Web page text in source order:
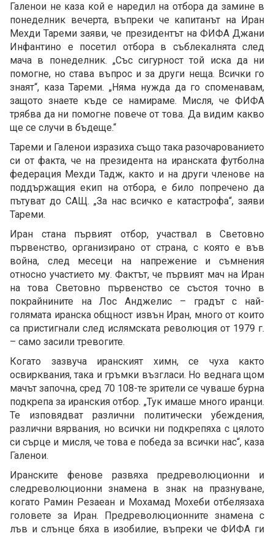
Галенои не каза кой е наредил на отбора да замине в
понеделник вечерта, въпреки че капитанът на Иран
Мехди Тареми заяви, че президентът на ФИФА Джани
Инфантино е посетил отбора в съблекалнята след
мача в понеделник. „Със сигурност той иска да ни
помогне, но става въпрос и за други неща. Всички го
знаят“, каза Тареми. „Няма нужда да го споменавам,
защото знаете къде се намираме. Мисля, че ФИФА
трябва да ни помогне повече от това. Да видим какво
ще се случи в бъдеще.“
Тареми и Галенои изразиха също така разочарованието
си от факта, че на президента на иранската футболна
федерация Мехди Тадж, както и на други членове на
поддържащия екип на отбора, е било попречено да
пътуват до САЩ. „За нас всичко е катастрофа“, заяви
Тареми.
Иран стана първият отбор, участвал в Световно
първенство, организирано от страна, с която е във
война, след месеци на напрежение и съмнения
относно участието му. Фактът, че първият мач на Иран
на това Световно първенство се състоя точно в
покрайнините на Лос Анджелис – градът с най-
голямата иранска общност извън Иран, много от които
са пристигнали след ислямската революция от 1979 г.
– само засили тревогите.
Когато зазвуча иранският химн, се чуха както
освирквания, така и гръмки възгласи. Но веднага щом
мачът започна, сред 70 108-те зрители се чуваше бурна
подкрепа за иранския отбор. „Тук имаше много иранци.
Те изповядват различни политически убеждения,
различни вярвания, но всички ни подкрепяха с цялото
си сърце и мисля, че това е победа за всички нас“, каза
Галенои.
Иранските фенове развяха предреволюционни и
следреволюционни знамена в знак на празнуване,
когато Рамин Резаеан и Мохамад Мохеби отбелязаха
головете за Иран. Предреволюционните знамена с
лъв и слънце бяха в изобилие, въпреки че ФИФА ги